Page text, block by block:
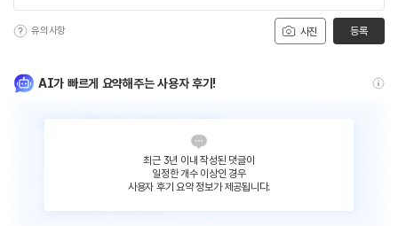
사진
유의사항 등록
AI가 빠르게 요약해주는 사용자 후기!
최근 3년 이내 작성된 댓글이
일정한 개수 이상인 경우
사용자 후기 요약 정보가 제공됩니다.